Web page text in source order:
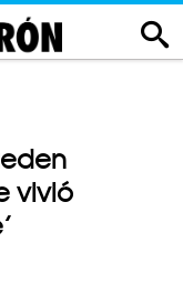
vivió